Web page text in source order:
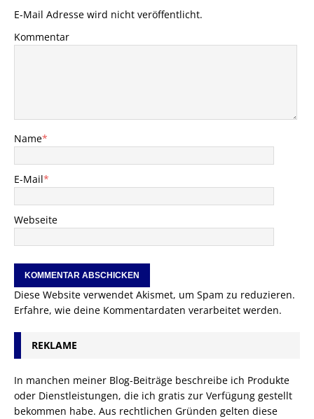
E-Mail Adresse wird nicht veröffentlicht.
Kommentar
Name*
E-Mail*
Webseite
Diese Website verwendet Akismet, um Spam zu reduzieren.
Erfahre, wie deine Kommentardaten verarbeitet werden.
REKLAME
In manchen meiner Blog-Beiträge beschreibe ich Produkte
oder Dienstleistungen, die ich gratis zur Verfügung gestellt
bekommen habe. Aus rechtlichen Gründen gelten diese